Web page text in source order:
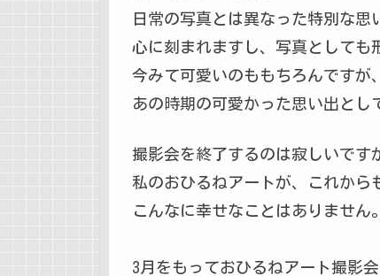
日常の写真とは異なった特別な思
心に刻まれますし、写真としても
今みて可愛いのももちろんですが
あの時期の可愛かった思い出とし
撮影会を終了するのは寂しいです
私のおひるねアートが、これから
こんなに幸せなことはありません。
3月をもっておひるねアート撮影会